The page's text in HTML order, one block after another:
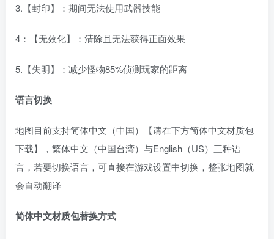
3.【封印】：期间无法使用武器技能
4：【无效化】：清除且无法获得正面效果
5.【失明】：减少怪物85%侦测玩家的距离
语言切换
地图目前支持简体中文（中国）【请在下方简体中文材质包
下载】，繁体中文（中国台湾）与English（US）三种语
言，若要切换语言，可直接在游戏设置中切换，整张地图就
会自动翻译
简体中文材质包替换方式